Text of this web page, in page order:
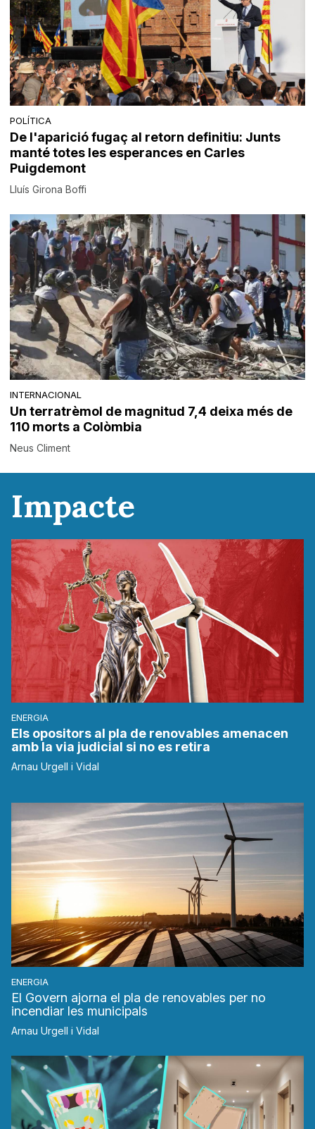
POLÍTICA
De l'aparició fugaç al retorn definitiu: Junts
manté totes les esperances en Carles
Puigdemont
Lluís Girona Boffi
INTERNACIONAL
Un terratrèmol de magnitud 7,4 deixa més de
110 morts a Colòmbia
Neus Climent
Impacte
ENERGIA
Els opositors al pla de renovables amenacen
amb la via judicial si no es retira
Arnau Urgell i Vidal
ENERGIA
El Govern ajorna el pla de renovables per no
incendiar les municipals
Arnau Urgell i Vidal